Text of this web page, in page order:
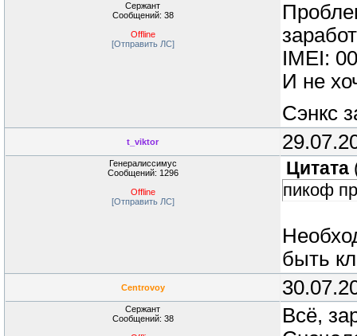
Сержант
Сообщений: 38
Offline
[Отправить ЛС]
IMEI:
И не
Сэнкс
t_viktor
Генералиссимус
Сообщений: 1296
Offline
[Отправить ЛС]
Цитата
пикоф
быть
Centrovoy
Сержант
Сообщений: 38
Всё,